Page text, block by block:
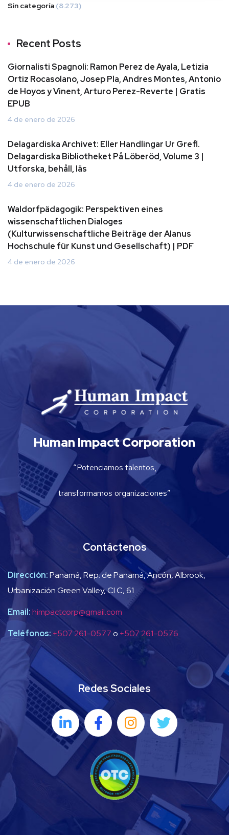
Sin categoría (8.273)
Recent Posts
Giornalisti Spagnoli: Ramon Perez de Ayala, Letizia
Ortiz Rocasolano, Josep Pla, Andres Montes, Antonio
de Hoyos y Vinent, Arturo Perez-Reverte | Gratis
EPUB
4 de enero de 2026
Delagardiska Archivet: Eller Handlingar Ur Grefl.
Delagardiska Bibliotheket På Löberöd, Volume 3 |
Utforska, behåll, läs
4 de enero de 2026
Waldorfpädagogik: Perspektiven eines
wissenschaftlichen Dialoges
(Kulturwissenschaftliche Beiträge der Alanus
Hochschule für Kunst und Gesellschaft) | PDF
4 de enero de 2026
Human Impact Corporation
“Potenciamos talentos,
transformamos organizaciones”
Contáctenos
Dirección:Panamá, Rep. de Panamá, Ancón, Albrook,
Urbanización Green Valley, Cl C, 61
Email:himpactcorp@gmail.com
Teléfonos: +507 261-0577o +507 261-0576
Redes Sociales